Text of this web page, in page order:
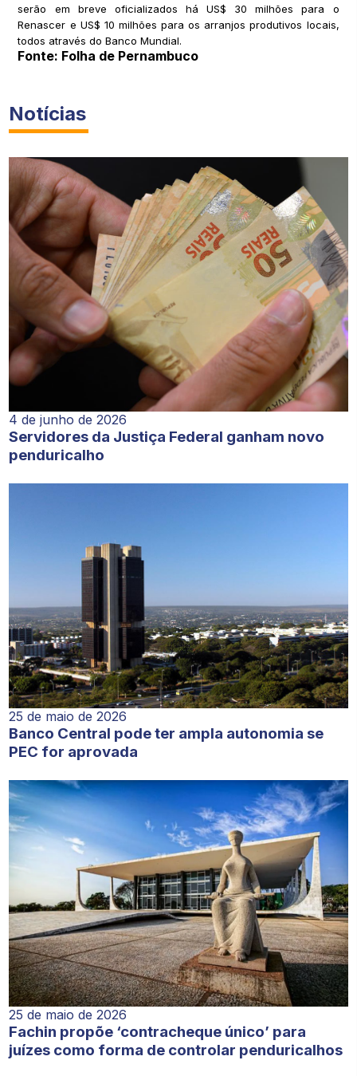
serão em breve oficializados há US$ 30 milhões para o
Renascer e US$ 10 milhões para os arranjos produtivos locais,
todos através do Banco Mundial.
Fonte: Folha de Pernambuco
Notícias
4 de junho de 2026
Servidores da Justiça Federal ganham novo
penduricalho
25 de maio de 2026
Banco Central pode ter ampla autonomia se
PEC for aprovada
25 de maio de 2026
Fachin propõe ‘contracheque único’ para
juízes como forma de controlar penduricalhos